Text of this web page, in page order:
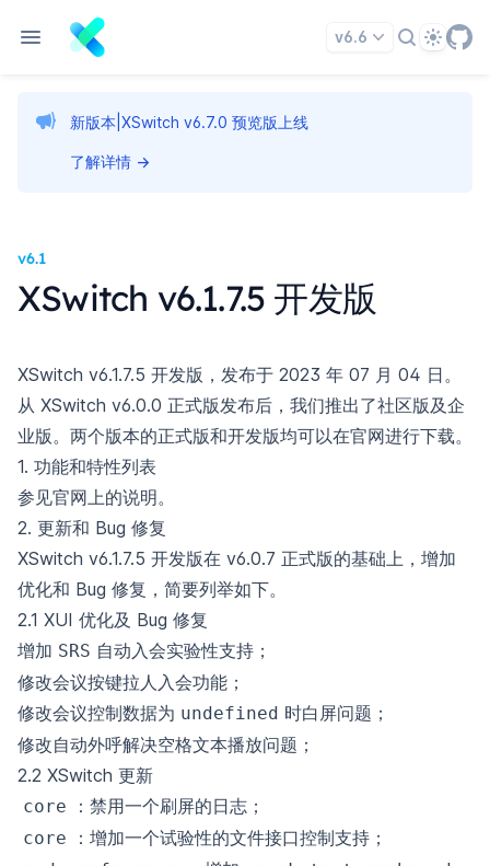
v6.6 Theme
新版本|XSwitch v6.7.0 预览版上线
了解详情 →
v6.1
XSwitch v6.1.7.5 开发版
XSwitch v6.1.7.5 开发版，发布于 2023 年 07 月 04 日。
从 XSwitch v6.0.0 正式版发布后，我们推出了社区版及企
业版。两个版本的正式版和开发版均可以在官网进行下载。
1. 功能和特性列表
参见官网上的说明。
2. 更新和 Bug 修复
XSwitch v6.1.7.5 开发版在 v6.0.7 正式版的基础上，增加
优化和 Bug 修复，简要列举如下。
2.1 XUI 优化及 Bug 修复
增加 SRS 自动入会实验性支持；
修改会议按键拉人入会功能；
修改会议控制数据为 undefined 时白屏问题；
修改自动外呼解决空格文本播放问题；
2.2 XSwitch 更新
core ：禁用一个刷屏的日志；
core ：增加一个试验性的文件接口控制支持；